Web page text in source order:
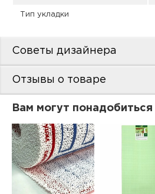
Тип укладки
Советы дизайнера
Отзывы о товаре
Вам могут понадобиться